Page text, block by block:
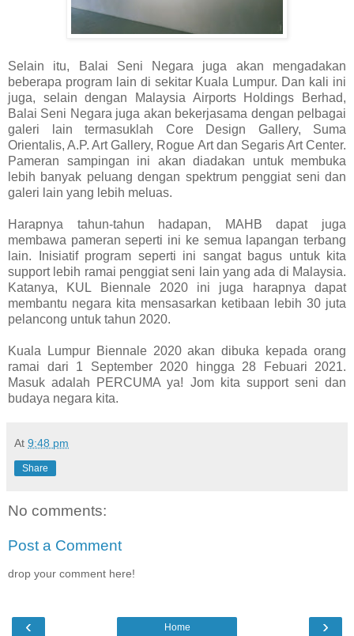
Selain itu, Balai Seni Negara juga akan mengadakan
beberapa program lain di sekitar Kuala Lumpur. Dan kali ini
juga, selain dengan Malaysia Airports Holdings Berhad,
Balai Seni Negara juga akan bekerjasama dengan pelbagai
galeri lain termasuklah Core Design Gallery, Suma
Orientalis, A.P. Art Gallery, Rogue Art dan Segaris Art Center.
Pameran sampingan ini akan diadakan untuk membuka
lebih banyak peluang dengan spektrum penggiat seni dan
galeri lain yang lebih meluas.
Harapnya tahun-tahun hadapan, MAHB dapat juga
membawa pameran seperti ini ke semua lapangan terbang
lain. Inisiatif program seperti ini sangat bagus untuk kita
support lebih ramai penggiat seni lain yang ada di Malaysia.
Katanya, KUL Biennale 2020 ini juga harapnya dapat
membantu negara kita mensasarkan ketibaan lebih 30 juta
pelancong untuk tahun 2020.
Kuala Lumpur Biennale 2020 akan dibuka kepada orang
ramai dari 1 September 2020 hingga 28 Febuari 2021.
Masuk adalah PERCUMA ya! Jom kita support seni dan
budaya negara kita.
At 9:48 pm
Share
No comments:
Post a Comment
drop your comment here!
‹ ›
Home